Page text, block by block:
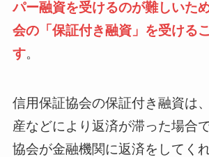
パー融資を受けるのが難しいた
会の「保証付き融資」を受ける
す。
信用保証協会の保証付き融資は
産などにより返済が滞った場合
協会が金融機関に返済をしてく